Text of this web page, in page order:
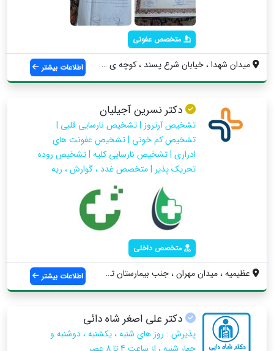
متخصص عفونی
میدان شهدا ، خیابان شرع پسند ، کوچه ی طا... اطلاعات بیشتر
دکتر نسرین آجیلیان
تشخیص آرتروز | تشخیص نارسایی قلبی |
تشخیص کم خونی | تشخیص عفونت های
ادراری | تشخیص نارسایی کلیه | تشخیص روده
تحریک پذیر | متخصص غدد ، گوارش ، ریه
متخصص داخلی
عظیمیه ، میدان مهران ، جنب بیمارستان تخت... اطلاعات بیشتر
دکتر علی اصغر شاه دائی
پذیرش : روز های شنبه ، یکشنبه ، دوشنبه و
چهار شنبه ، از ساعت 4 تا 8 عصر